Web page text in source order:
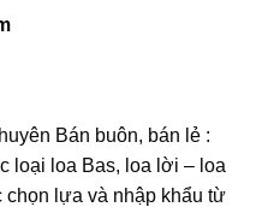
Bán buôn, bán lẻ :
loại loa Bas, loa lời – loa
chọn lựa và nhập khẩu từ